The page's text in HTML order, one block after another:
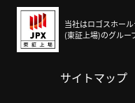
当社はロゴスホール
(東証上場)のグルー
サイトマップ